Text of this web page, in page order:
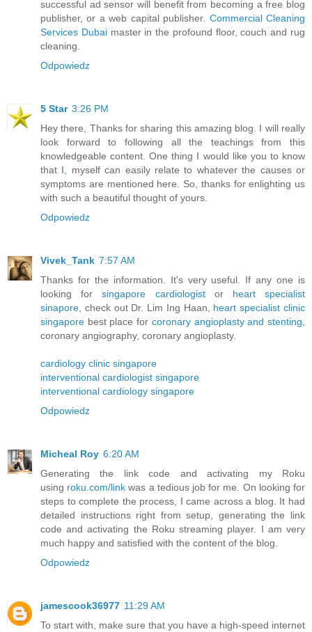
successful ad sensor will benefit from becoming a free blog
publisher, or a web capital publisher. Commercial Cleaning
Services Dubaimaster in the profound floor, couch and rug
cleaning.
Odpowiedz
5 Star 3:26 PM
Hey there
Thanks for sharing this amazing blog
I will really
look forward to following all the teachings from this
knowledgeable content One thing I would like you to know
that I
myself can easily relate to whatever the causes or
symptoms are mentioned here
So thanks for enlighting us
with such a beautiful thought of yours
Odpowiedz
Vivek_Tank 7:57 AM
Thanks for the information. It's very useful. If any one is
looking forsingapore cardiologistor heart specialist
sinapore , check out Dr. Lim Ing Haan, heart specialist clinic
singapore best place for coronary angioplasty and stenting
coronary angiography, coronary angioplasty.
cardiology clinic singapore
interventional cardiologist singapore
interventional cardiology singapore
Odpowiedz
Micheal Roy 6:20 AM
Generating the link code and activating my Roku
using roku.com/link was a tedious job for me. On looking for
steps to complete the process, I came across a blog. It had
detailed instructions right from setup, generating the link
code and activating the Roku streaming player. I am very
much happy and satisfied with the content of the blog.
Odpowiedz
jamescook36977 11:29 AM
To start with, make sure that you have a high-speed internet